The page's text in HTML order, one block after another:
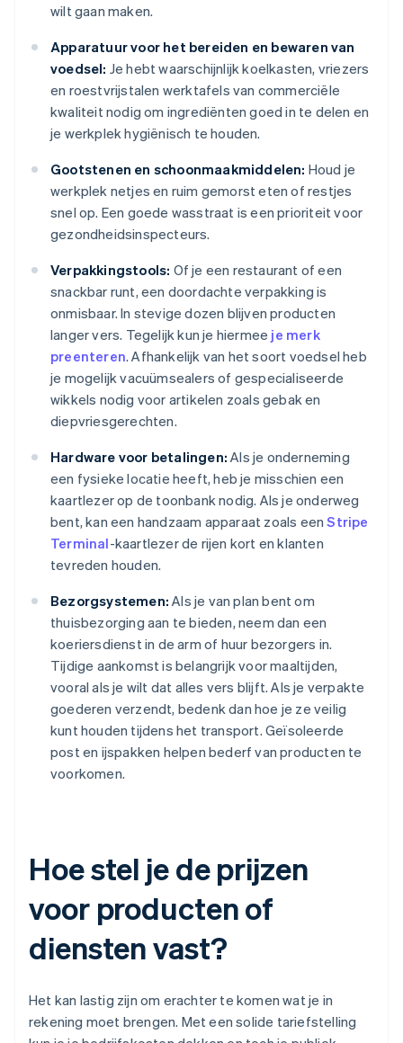
wilt gaan maken.
Apparatuur voor het bereiden en bewaren van
voedsel: Je hebt waarschijnlijk koelkasten, vriezers
en roestvrijstalen werktafels van commerciële
kwaliteit nodig om ingrediënten goed in te delen en
je werkplek hygiënisch te houden.
Gootstenen en schoonmaakmiddelen: Houd je
werkplek netjes en ruim gemorst eten of restjes
snel op. Een goede wasstraat is een prioriteit voor
gezondheidsinspecteurs.
Verpakkingstools: Of je een restaurant of een
snackbar runt, een doordachte verpakking is
onmisbaar. In stevige dozen blijven producten
langer vers. Tegelijk kun je hiermee je merk
preenteren. Afhankelijk van het soort voedsel heb
je mogelijk vacuümsealers of gespecialiseerde
wikkels nodig voor artikelen zoals gebak en
diepvriesgerechten.
Hardware voor betalingen: Als je onderneming
een fysieke locatie heeft, heb je misschien een
kaartlezer op de toonbank nodig. Als je onderweg
bent, kan een handzaam apparaat zoals eenStripe
Terminal-kaartlezer de rijen kort en klanten
tevreden houden.
Bezorgsystemen: Als je van plan bent om
thuisbezorging aan te bieden, neem dan een
koeriersdienst in de arm of huur bezorgers in.
Tijdige aankomst is belangrijk voor maaltijden,
vooral als je wilt dat alles vers blijft. Als je verpakte
goederen verzendt, bedenk dan hoe je ze veilig
kunt houden tijdens het transport. Geïsoleerde
post en ijspakken helpen bederf van producten te
voorkomen.
Hoe stel je de prijzen
voor producten of
diensten vast?
Het kan lastig zijn om erachter te komen wat je in
rekening moet brengen. Met een solide tariefstelling